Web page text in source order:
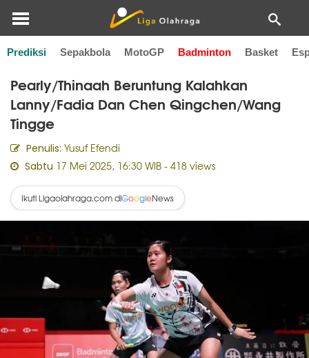
Prediksi Sepakbola MotoGP Badminton Basket
Home Badminton
Pearly/Thinaah Beruntung Kalahkan
Lanny/Fadia Dan Chen Qingchen/Wang
Tingge
Penulis: Yusuf Efendi
Sabtu 17 Mei 2025, 16:30 WIB - 418 views
Ikuti Ligaolahraga.com diGoogleNews